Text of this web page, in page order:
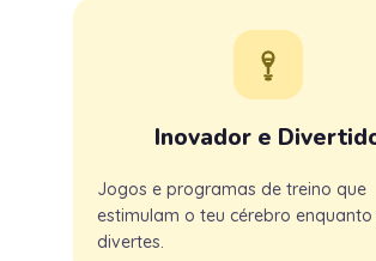
Inovador e
Jogos e programas de treino que
estimulam o teu cérebro
divertes.